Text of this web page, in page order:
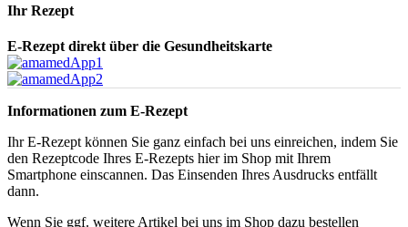
Ihr Rezept
E-Rezept direkt über die Gesundheitskarte
Informationen zum E-Rezept
Ihr E-Rezept können Sie ganz einfach bei uns einreichen, indem Sie
den Rezeptcode Ihres E-Rezepts hier im Shop mit Ihrem
Smartphone einscannen. Das Einsenden Ihres Ausdrucks entfällt
dann.
Wenn Sie ggf. weitere Artikel bei uns im Shop dazu bestellen